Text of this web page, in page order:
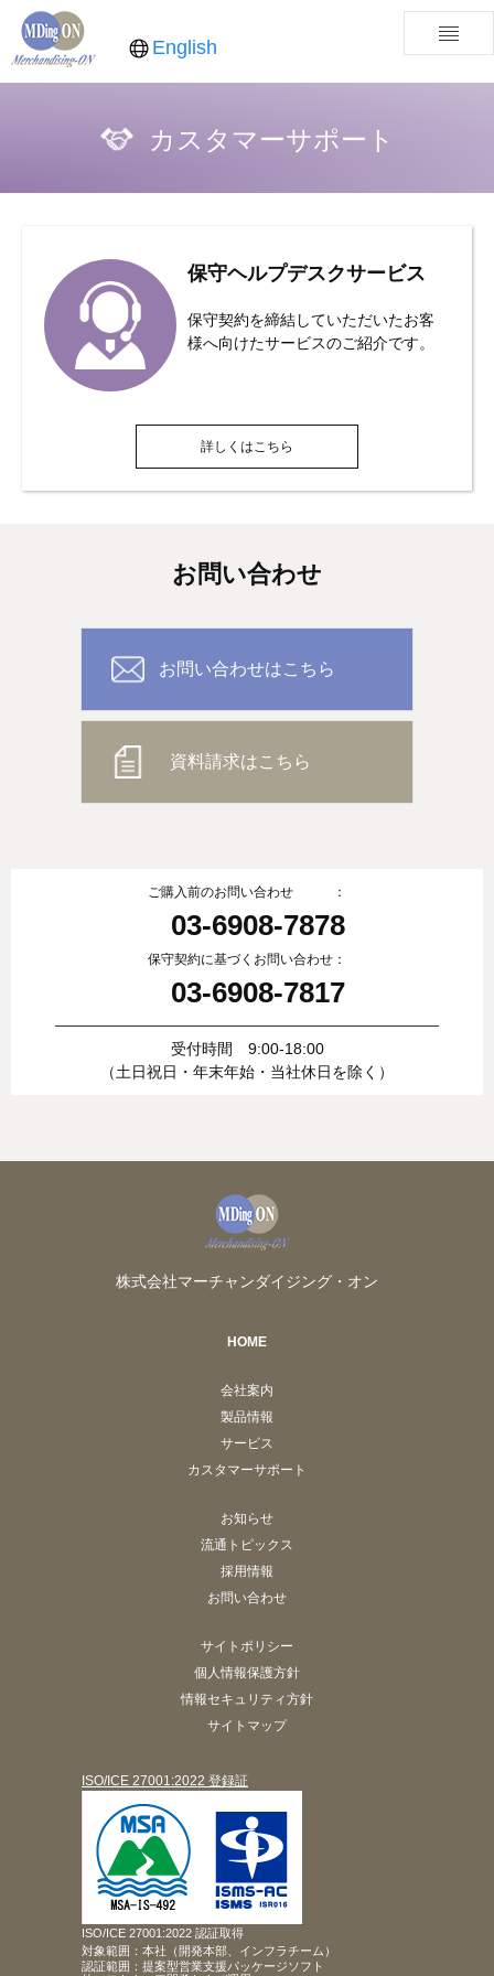
English
カスタマーサポート
保守ヘルプデスクサービス
保守契約を締結していただいたお客
様へ向けたサービスのご紹介です。
詳しくはこちら
お問い合わせ
お問い合わせはこちら
資料請求はこちら
ご購入前のお問い合わせ ：
03-6908-7878
保守契約に基づくお問い合わせ：
03-6908-7817
受付時間 9:00-18:00
（土日祝日・年末年始・当社休日を除く）
株式会社マーチャンダイジング・オン
HOME
会社案内
製品情報
サービス
カスタマーサポート
お知らせ
流通トピックス
採用情報
お問い合わせ
サイトポリシー
個人情報保護方針
情報セキュリティ方針
サイトマップ
ISO/ICE 27001:2022 登録証
ISO/ICE 27001:2022 認証取得
対象範囲：本社（開発本部、インフラチーム）
認証範囲：提案型営業支援パッケージソフト